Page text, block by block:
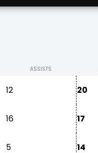
ASSISTS
12 20
16 17
5 14